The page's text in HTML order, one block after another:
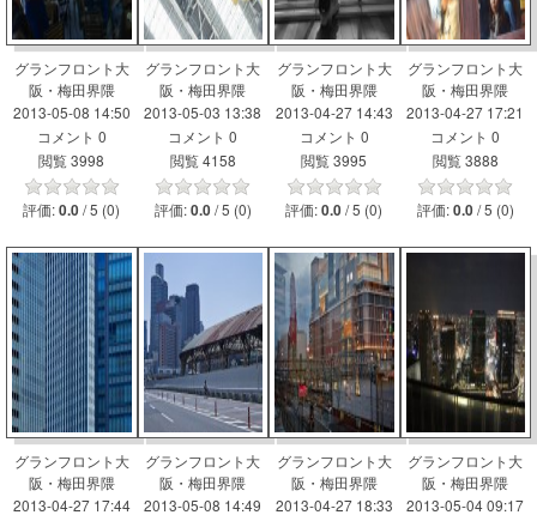
グランフロント大
阪・梅田界隈
2013-05-08 14:50
コメント 0
閲覧 3998
評価:0.0 / 5 (0)
グランフロント大
阪・梅田界隈
2013-05-03 13:38
コメント 0
閲覧 4158
評価:0.0 / 5 (0)
グランフロント大
阪・梅田界隈
2013-04-27 14:43
コメント 0
閲覧 3995
評価:0.0 / 5 (0)
グランフロント大
阪・梅田界隈
2013-04-27 17:21
コメント 0
閲覧 3888
評価:0.0 / 5 (0)
グランフロント大
阪・梅田界隈
2013-04-27 17:44
グランフロント大
阪・梅田界隈
2013-05-08 14:49
グランフロント大
阪・梅田界隈
2013-04-27 18:33
グランフロント大
阪・梅田界隈
2013-05-04 09:17